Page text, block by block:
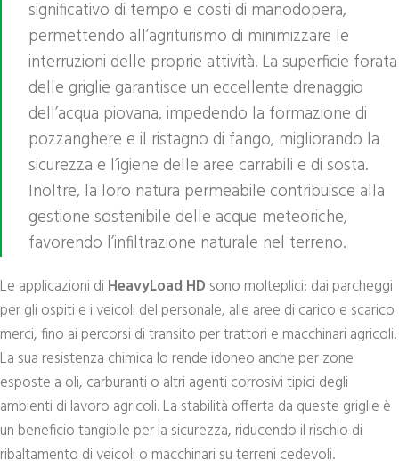
significativo di tempo e costi di manodopera,
permettendo all’agriturismo di minimizzare le
interruzioni delle proprie attività. La superficie forata
delle griglie garantisce un eccellente drenaggio
dell’acqua piovana, impedendo la formazione di
pozzanghere e il ristagno di fango, migliorando la
sicurezza e l’igiene delle aree carrabili e di sosta.
Inoltre, la loro natura permeabile contribuisce alla
gestione sostenibile delle acque meteoriche,
favorendo l’infiltrazione naturale nel terreno.
Le applicazioni di HeavyLoad HD sono molteplici: dai parcheggi
per gli ospiti e i veicoli del personale, alle aree di carico e scarico
merci, fino ai percorsi di transito per trattori e macchinari agricoli.
La sua resistenza chimica lo rende idoneo anche per zone
esposte a oli, carburanti o altri agenti corrosivi tipici degli
ambienti di lavoro agricoli. La stabilità offerta da queste griglie è
un beneficio tangibile per la sicurezza, riducendo il rischio di
ribaltamento di veicoli o macchinari su terreni cedevoli.